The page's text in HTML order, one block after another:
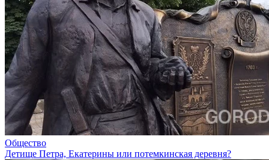
Общество
Детище Петра, Екатерины или потемкинская деревня?